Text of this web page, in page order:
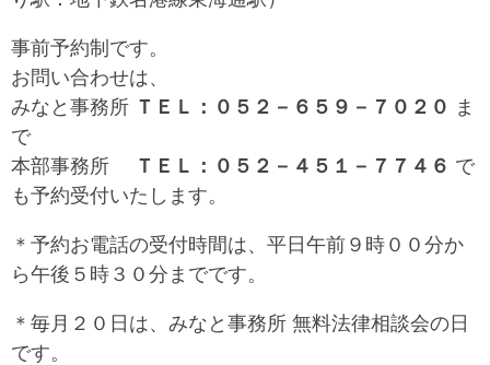
事前予約制です。
お問い合わせは、
みなと事務所 ＴＥＬ：０５２－６５９－７０２０ ま
で
本部事務所
ＴＥＬ：０５２－４５１－７７４６ で
も予約受付いたします。
＊予約お電話の受付時間は、平日午前９時００分か
ら午後５時３０分までです。
＊毎月２０日は、みなと事務所 無料法律相談会の日
です。